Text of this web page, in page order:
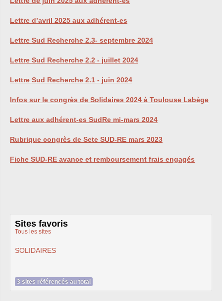
Lettre d’avril 2025 aux adhérent-es
Lettre Sud Recherche 2.3- septembre 2024
Lettre Sud Recherche 2.2 - juillet 2024
Lettre Sud Recherche 2.1 - juin 2024
Infos sur le congrès de Solidaires 2024 à Toulouse Labège
Lettre aux adhérent-es SudRe mi-mars 2024
Rubrique congrès de Sete SUD-RE mars 2023
Fiche SUD-RE avance et remboursement frais engagés
Sites favoris
Tous les sites
SOLIDAIRES
3 sites référencés au total